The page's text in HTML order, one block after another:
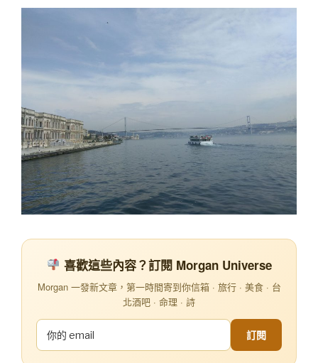
喜歡這些內容？訂閱 Morgan Universe
Morgan 一發新文章，第一時間寄到你信箱 · 旅行 · 美食 · 台
北酒吧 · 命理 · 詩
訂閱